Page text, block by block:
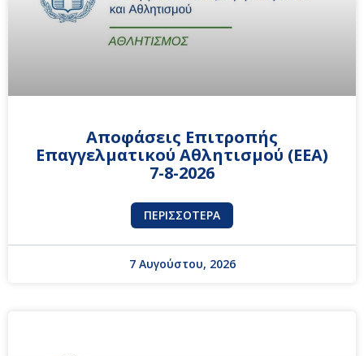
Αποφάσεις Επιτροπής
Επαγγελματικού Αθλητισμού (ΕΕΑ)
7-8-2026
ΠΕΡΙΣΣΌΤΕΡΑ
7 Αυγούστου, 2026